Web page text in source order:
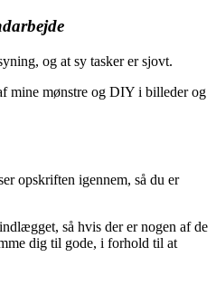
og at sy tasker er sjovt.
mine mønstre og DIY i billeder og
opskriften igennem, så du er
så hvis der er nogen af de
dig til gode, i forhold til at